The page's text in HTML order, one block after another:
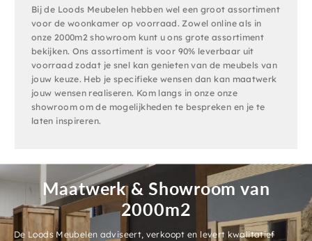
Bij de Loods Meubelen hebben wel een groot assortiment
voor de woonkamer op voorraad. Zowel online als in
onze 2000m2 showroom kunt u ons grote assortiment
bekijken. Ons assortiment is voor 90% leverbaar uit
voorraad zodat je snel kan genieten van de meubels van
jouw keuze. Heb je specifieke wensen dan kan maatwerk
jouw wensen realiseren. Kom langs in onze onze
showroom om de mogelijkheden te bespreken en je te
laten inspireren.
Maatwerk & Showroom van
2000m2
De Loods Meubelen adviseert, verkoopt en levert kwalitatief